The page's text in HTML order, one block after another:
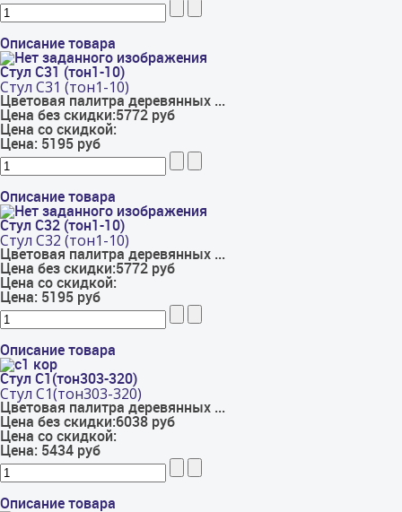
Описание товара
Стул С31 (тон1-10)
Стул С31 (тон1-10)
Цветовая палитра деревянных ...
Цена без скидки:5772 руб
Цена со скидкой:
Цена: 5195 руб
Описание товара
Стул С32 (тон1-10)
Стул С32 (тон1-10)
Цветовая палитра деревянных ...
Цена без скидки:5772 руб
Цена со скидкой:
Цена: 5195 руб
Описание товара
Стул С1(тон303-320)
Стул С1(тон303-320)
Цветовая палитра деревянных ...
Цена без скидки:6038 руб
Цена со скидкой:
Цена: 5434 руб
Описание товара